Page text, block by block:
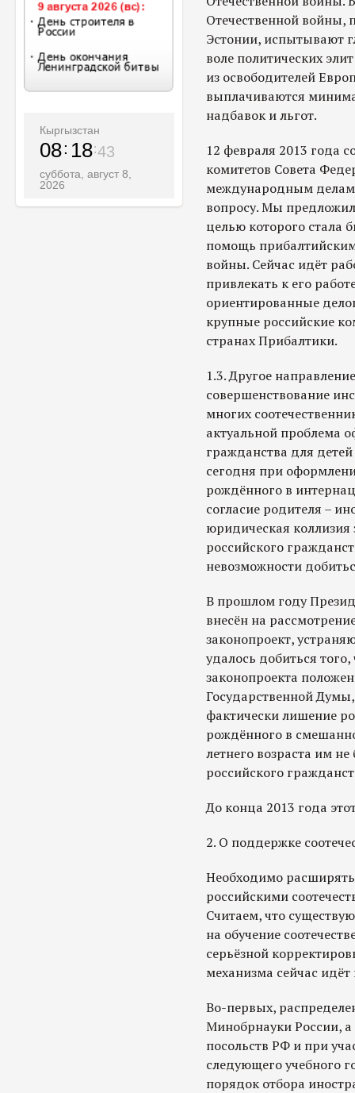
Кыргызстан
08 18 45
суббота, август 8,
2026
Отечественной войны,
Эстонии, испытывают
воле политических
из освободителей
выплачиваются
надбавок и льгот.
12 февраля 2013 года
комитетов Совета
международным
вопросу. Мы
целью которого стала
помощь
войны. Сейчас идёт
привлекать к его
ориентированные
крупные российские
странах Прибалтики.
1.3. Другое
совершенствование
многих
актуальной проблема
гражданства для
сегодня при
рождённого в
согласие родителя –
юридическая коллизия
российского
невозможности
В прошлом году
внесён на
законопроект,
удалось добиться
законопроекта
Государственной
фактически лишение
рождённого в
летнего возраста им
российского
До конца 2013 года
2. О поддержке
Необходимо
российскими
Считаем, что
на обучение
серьёзной
механизма сейчас
Во-первых,
Минобрнауки России,
посольств РФ и при
следующего учебного
порядок отбора